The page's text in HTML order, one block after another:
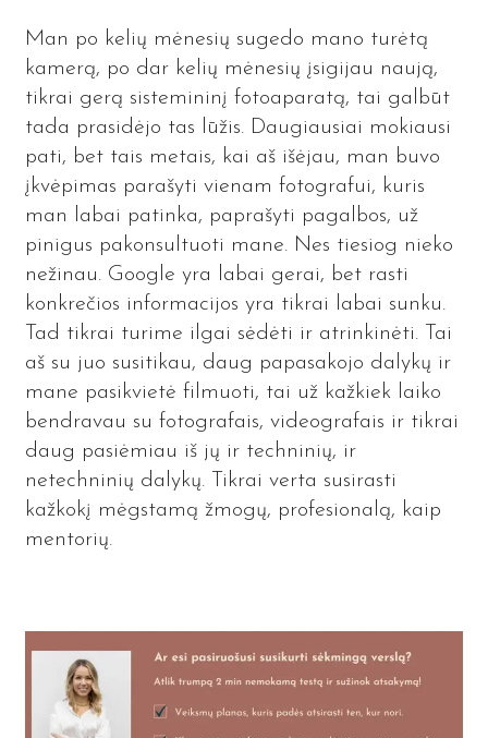
Man po kelių mėnesių sugedo mano turėtą
kamerą, po dar kelių mėnesių įsigijau naują,
tikrai gerą sistemininį fotoaparatą, tai galbūt
tada prasidėjo tas lūžis. Daugiausiai mokiausi
pati, bet tais metais, kai aš išėjau, man buvo
įkvėpimas parašyti vienam fotografui, kuris
man labai patinka, paprašyti pagalbos, už
pinigus pakonsultuoti mane. Nes tiesiog nieko
nežinau. Google yra labai gerai, bet rasti
konkrečios informacijos yra tikrai labai sunku.
Tad tikrai turime ilgai sėdėti ir atrinkinėti. Tai
aš su juo susitikau, daug papasakojo dalykų ir
mane pasikvietė filmuoti, tai už kažkiek laiko
bendravau su fotografais, videografais ir tikrai
daug pasiėmiau iš jų ir techninių, ir
netechninių dalykų. Tikrai verta susirasti
kažkokį mėgstamą žmogų, profesionalą, kaip
mentorių.